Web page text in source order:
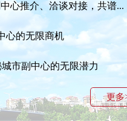
心推介、洽谈对接，共谱...
心的无限商机
市副中心的无限潜力
更多